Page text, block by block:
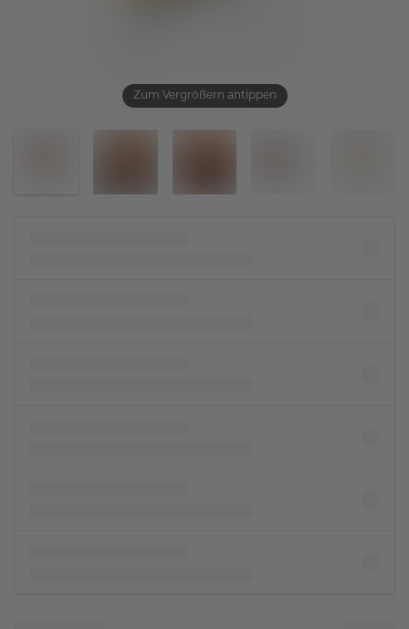
Zum Vergrößern antippen